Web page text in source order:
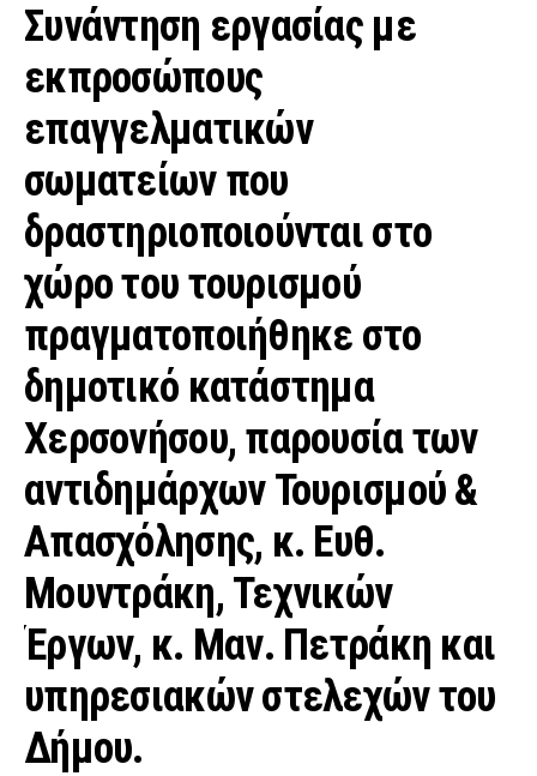
Συνάντηση εργασίας με
εκπροσώπους
επαγγελματικών
σωματείων που
δραστηριοποιούνται στο
χώρο του τουρισμού
πραγματοποιήθηκε στο
δημοτικό κατάστημα
Χερσονήσου, παρουσία των
αντιδημάρχων Τουρισμού &
Απασχόλησης, κ. Ευθ.
Μουντράκη, Τεχνικών
Έργων, κ. Μαν. Πετράκη και
υπηρεσιακών στελεχών του
Δήμου.